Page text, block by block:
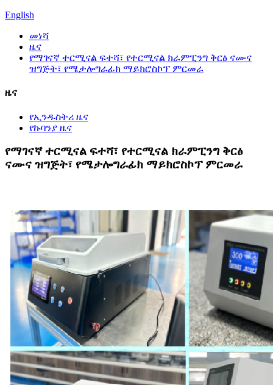
English
መነሻ
ዜና
የማገናኛ ተርሚናል ፍተሻ፣ የተርሚናል ክራምፒንግ ቅርፅ ናሙና
ዝግጅት፣ የሜታሎግራፊክ ማይክሮስኮፕ ምርመራ
ዜና
የኢንዱስትሪ ዜና
የኩባንያ ዜና
የማገናኛ ተርሚናል ፍተሻ፣ የተርሚናል ክራምፒንግ ቅርፅ
ናሙና ዝግጅት፣ የሜታሎግራፊክ ማይክሮስኮፕ ምርመራ